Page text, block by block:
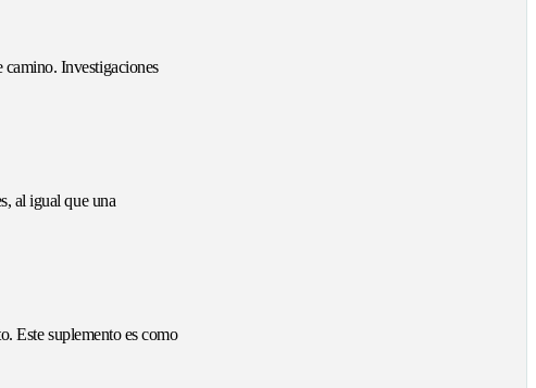
camino. Investigaciones
al igual que una
Este suplemento es como